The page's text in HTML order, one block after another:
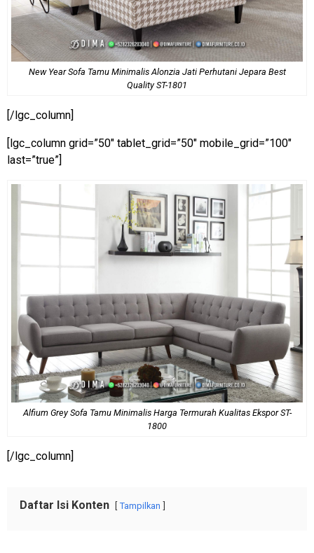
New Year Sofa Tamu Minimalis Alonzia Jati Perhutani Jepara Best
Quality ST-1801
[/lgc_column]
[lgc_column grid=”50″ tablet_grid=”50″ mobile_grid=”100″
last=”true”]
Alfium Grey Sofa Tamu Minimalis Harga Termurah Kualitas Ekspor ST-
1800
[/lgc_column]
Daftar Isi Konten Tampilkan